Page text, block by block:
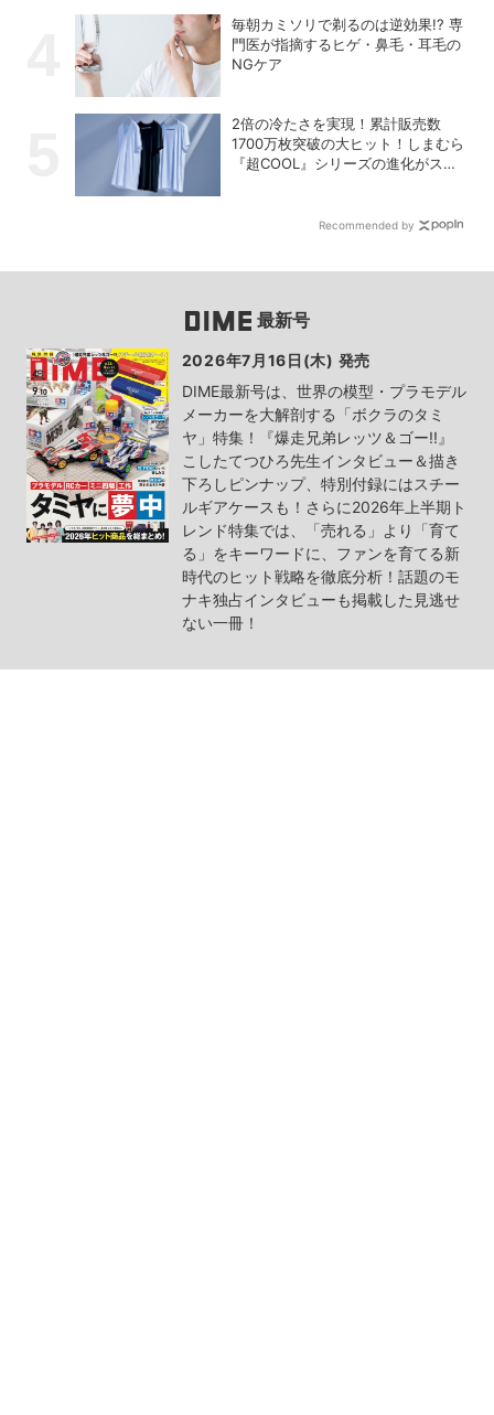
毎朝カミソリで剃るのは逆効果!? 専
門医が指摘するヒゲ・鼻毛・耳毛の
NGケア
2倍の冷たさを実現！累計販売数
1700万枚突破の大ヒット！しまむら
『超COOL』シリーズの進化がスゴ
Recommended by
最新号
2026年7月16日(木) 発売
DIME最新号は、世界の模型・プラモデル
メーカーを大解剖する「ボクラのタミ
ヤ」特集！『爆走兄弟レッツ＆ゴー!!』
こしたてつひろ先生インタビュー＆描き
下ろしピンナップ、特別付録にはスチー
ルギアケースも！さらに2026年上半期ト
レンド特集では、「売れる」より「育て
る」をキーワードに、ファンを育てる新
時代のヒット戦略を徹底分析！話題のモ
ナキ独占インタビューも掲載した見逃せ
ない一冊！